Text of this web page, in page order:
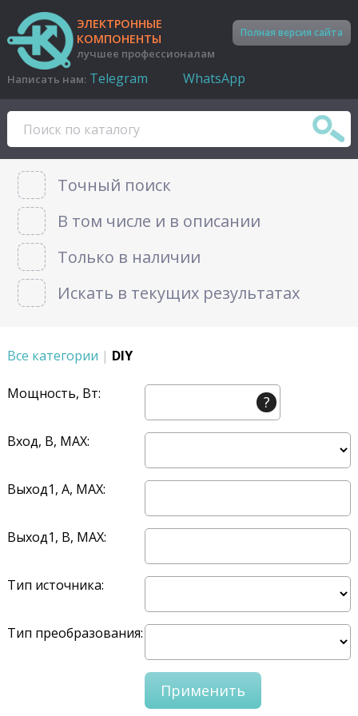
ЭЛЕКТРОННЫЕ
КОМПОНЕНТЫ
лучшее профессионалам
Полная версия сайта
Написать нам: Telegram WhatsApp
Точный поиск
В том числе и в описании
Только в наличии
Искать в текущих результатах
Все категории | DIY
Мощность, Вт: ?
Вход, В, MAX:
Выход1, A, MAX:
Выход1, В, MAX:
Тип источника:
Тип преобразования: